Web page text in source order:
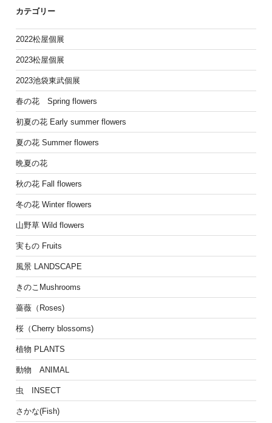
カテゴリー
2022松屋個展
2023松屋個展
2023池袋東武個展
春の花 Spring flowers
初夏の花 Early summer flowers
夏の花 Summer flowers
晩夏の花
秋の花 Fall flowers
冬の花 Winter flowers
山野草 Wild flowers
実もの Fruits
風景 LANDSCAPE
きのこMushrooms
薔薇（Roses)
桜（Cherry blossoms)
植物 PLANTS
動物 ANIMAL
虫 INSECT
さかな(Fish)